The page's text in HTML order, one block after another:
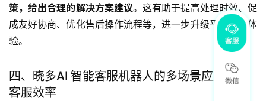
策，给出合理的解决方案建议。这有助于提高处理时效、促
成友好协商、优化售后操作流程等，进一步升级平台售后体
验。
四、晓多AI 智能客服机器人的多场景应用提升
客服效率